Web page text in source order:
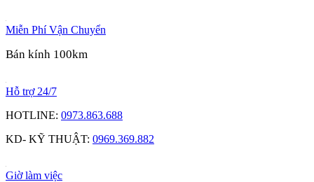
Miễn Phí Vận Chuyển
Bán kính 100km
Hỗ trợ 24/7
HOTLINE: 0973.863.688
KD- KỸ THUẬT: 0969.369.882
Giờ làm việc